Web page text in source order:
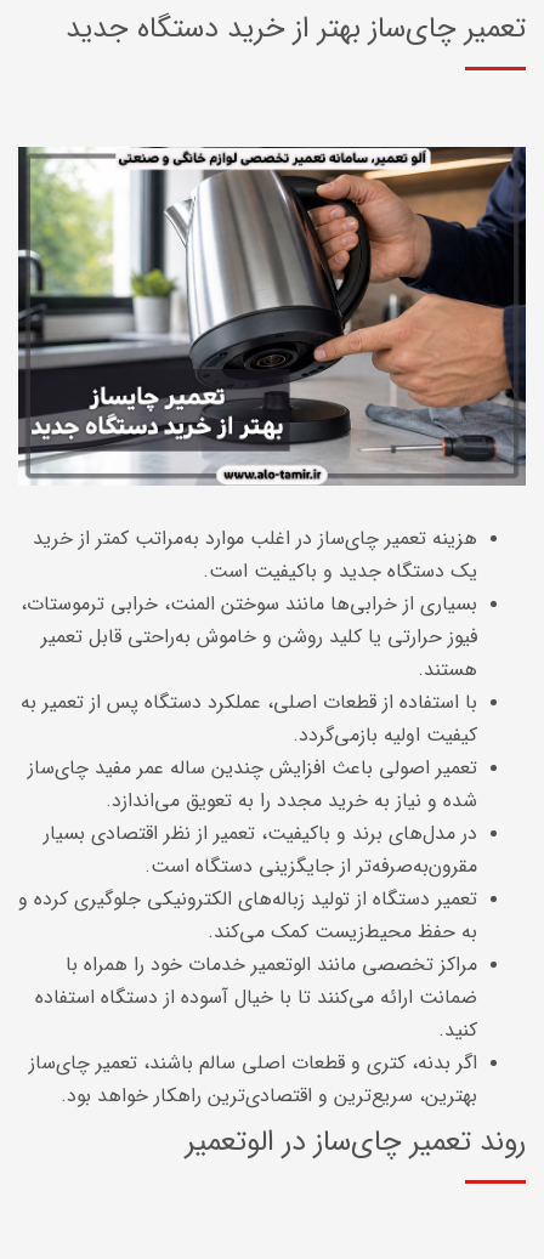
تعمیر چای‌ساز بهتر از خرید دستگاه جدید
هزینه تعمیر چای‌ساز در اغلب موارد به‌مراتب کمتر از خرید
یک دستگاه جدید و باکیفیت است.
بسیاری از خرابی‌ها مانند سوختن المنت، خرابی ترموستات،
فیوز حرارتی یا کلید روشن و خاموش به‌راحتی قابل تعمیر
هستند.
با استفاده از قطعات اصلی، عملکرد دستگاه پس از تعمیر به
کیفیت اولیه بازمی‌گردد.
تعمیر اصولی باعث افزایش چندین ساله عمر مفید چای‌ساز
شده و نیاز به خرید مجدد را به تعویق می‌اندازد.
در مدل‌های برند و باکیفیت، تعمیر از نظر اقتصادی بسیار
مقرون‌به‌صرفه‌تر از جایگزینی دستگاه است.
تعمیر دستگاه از تولید زباله‌های الکترونیکی جلوگیری کرده و
به حفظ محیط‌زیست کمک می‌کند.
مراکز تخصصی مانند الوتعمیر خدمات خود را همراه با
ضمانت ارائه می‌کنند تا با خیال آسوده از دستگاه استفاده
کنید.
اگر بدنه، کتری و قطعات اصلی سالم باشند، تعمیر چای‌ساز
بهترین، سریع‌ترین و اقتصادی‌ترین راهکار خواهد بود.
روند تعمیر چای‌ساز در الوتعمیر